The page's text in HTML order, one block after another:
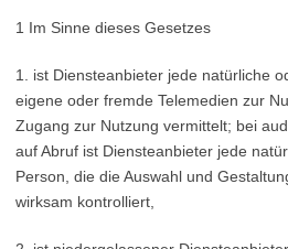
1 Im Sinne dieses Gesetzes
1. ist Diensteanbieter jede natürliche
eigene oder fremde Telemedien zur
Zugang zur Nutzung vermittelt; bei
auf Abruf ist Diensteanbieter jede
Person, die die Auswahl und
wirksam kontrolliert,